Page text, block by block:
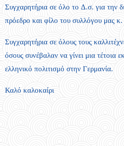
Συγχαρητήρια σε όλο το Δ.σ. για την
πρόεδρο και φίλο του συλλόγου μας
Συγχαρητήρια σε όλους τους
όσους συνέβαλαν να γίνει μια τέτοια
ελληνικό πολιτισμό στην Γερμανία.
Καλό καλοκαίρι